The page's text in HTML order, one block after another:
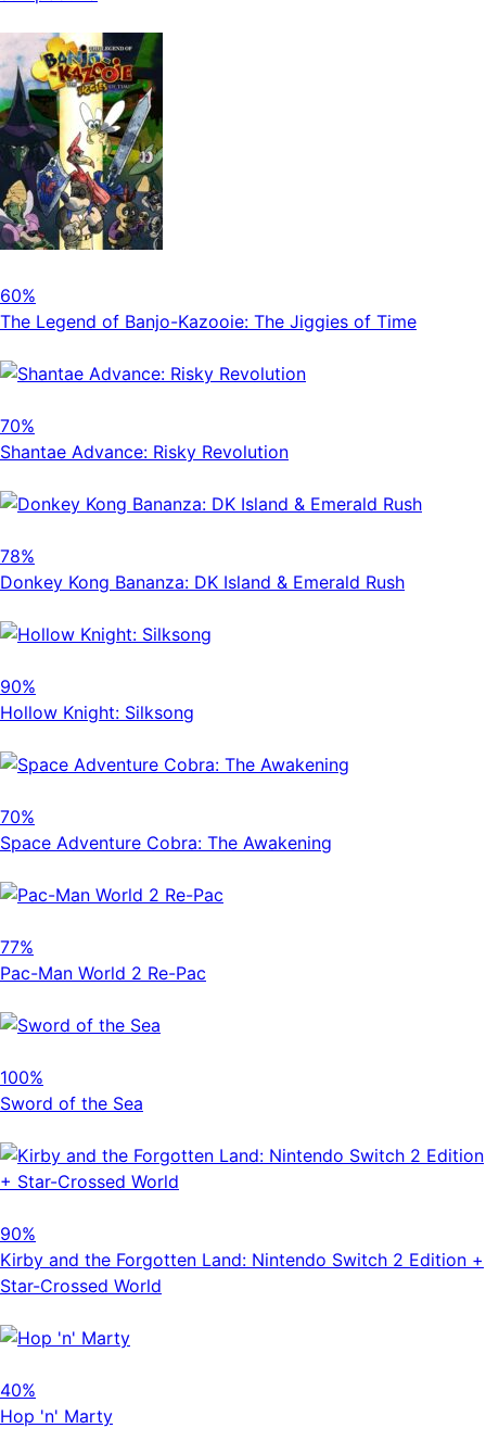
60%
The Legend of Banjo-Kazooie: The Jiggies of Time
70%
Shantae Advance: Risky Revolution
78%
Donkey Kong Bananza: DK Island & Emerald Rush
90%
Hollow Knight: Silksong
70%
Space Adventure Cobra: The Awakening
77%
Pac-Man World 2 Re-Pac
100%
Sword of the Sea
90%
Kirby and the Forgotten Land: Nintendo Switch 2 Edition +
Star-Crossed World
40%
Hop 'n' Marty